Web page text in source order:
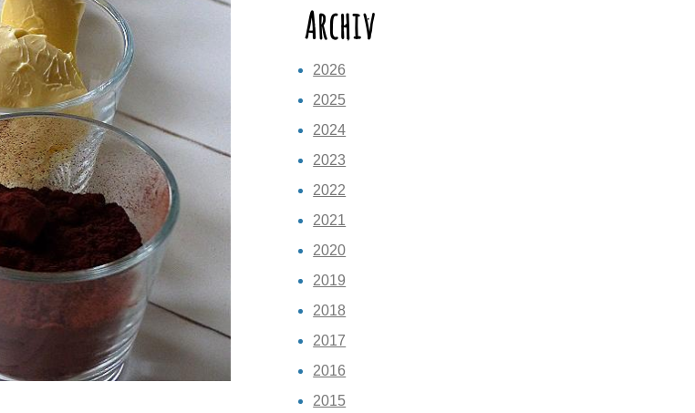
Archiv
2026
2025
2024
2023
2022
2021
2020
2019
2018
2017
2016
2015